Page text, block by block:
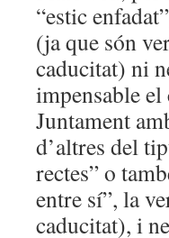
“estic
(ja que són
caducitat) ni
impensable
Juntament
d’altres del
rectes” o
entre sí”, la
caducitat), i